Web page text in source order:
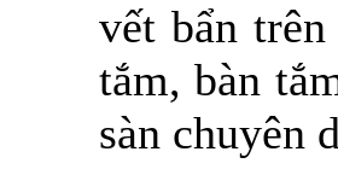
vết bẩn
tắm, bàn
sàn chuyên